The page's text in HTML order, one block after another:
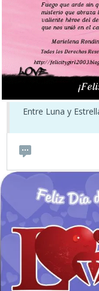
Entre Luna y